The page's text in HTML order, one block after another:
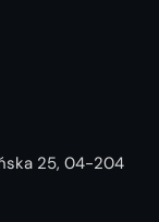
25, 04-204